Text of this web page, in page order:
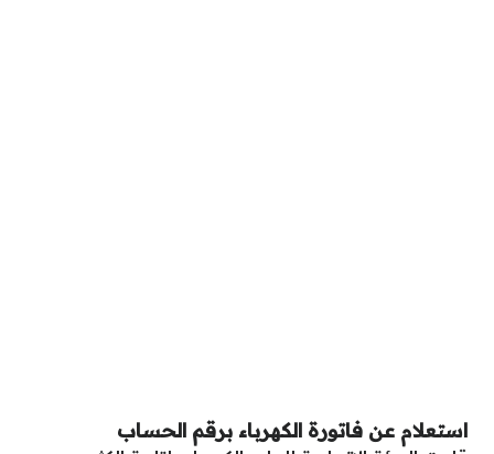
استعلام عن فاتورة الكهرباء برقم الحساب